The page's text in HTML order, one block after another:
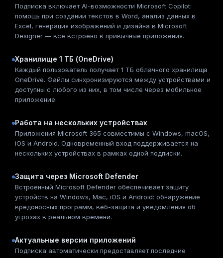
Подписка включает AI-возможности Microsoft Copilot:
помощь при создании текстов в Word, анализ данных в
Excel, генерация изображений и дизайна в Microsoft
Designer — всё встроено в привычные приложения.
Хранилище 1 ТБ (OneDrive)
Каждый пользователь получает 1 ТБ облачного хранилища
OneDrive. Файлы синхронизируются между устройствами и
доступны с любого из них, в том числе через мобильное
приложение.
Работа на нескольких устройствах
Приложения Microsoft 365 совместимы с Windows, macOS,
iOS и Android. Одновременный вход поддерживается на
нескольких устройствах в рамках одной подписки.
Защита через Microsoft Defender
Встроенный Microsoft Defender обеспечивает защиту
устройств на Windows, Mac, iOS и Android: обнаружение
вредоносных программ, веб-защита и уведомления об
угрозах в реальном времени.
Актуальные версии приложений
Подписка автоматически предоставляет последние